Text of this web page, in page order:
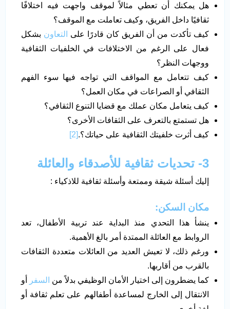
هل يمكنك أن تعطي مثالاً لموقف واجهت فيه اختلافًا
ثقافيًا داخل الفريق، وكيف تعاملت مع الموقف؟
كيف تأكدت من أن الفريق كان قادرًا على
التعاون بشكل
فعال على الرغم من الاختلافات في الخلفيات الثقافية
ووجهات النظر؟
كيف تتعامل مع المواقف التي تواجه فيها سوء الفهم
الثقافي أو الصراعات في مكان العمل؟
كيف يتعامل مكان عملك مع قضايا التنوع الثقافي؟
هل تستمتع بالتعرف على الثقافات الأخرى؟
كيف أثرت خلفيتك الثقافية على حياتك؟.[2]
3- تحديات ثقافية للأصدقاء والعائلة
إليك أسئلة شيقة وممتعة وأسئلة ثقافية للاذكياء :
مكان السكن:
ينشأ هذا التحدي منذ البداية عند تربية الأطفال، تعد
الروابط مع العائلة الممتدة أمر بالغ الأهمية.
ورغم ذلك، لا تعيش العديد من العائلات متعددة الثقافات
بالقرب من أقاربها.
كما يضطرون إلى اختيار الأمان الوظيفي بدلاً من السفر
أو
الانتقال إلى الخارج لمساعدة أطفالهم على تعلم ثقافة أو